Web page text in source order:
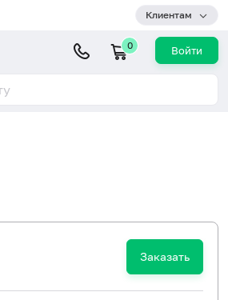
Клиентам
0 Войти
Заказать